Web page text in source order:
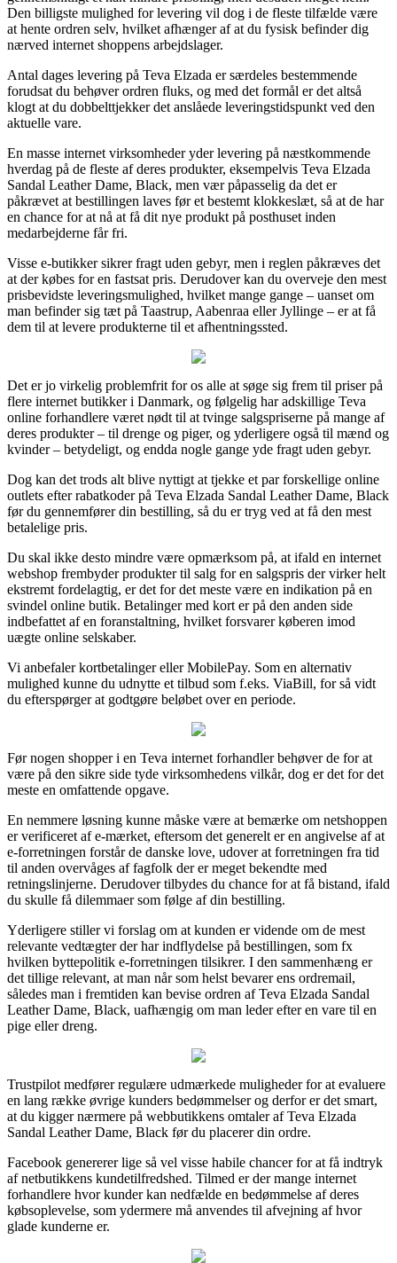
Den billigste mulighed for levering vil dog i de fleste tilfælde være
at hente ordren selv, hvilket afhænger af at du fysisk befinder dig
nærved internet shoppens arbejdslager.
Antal dages levering på Teva Elzada er særdeles bestemmende
forudsat du behøver ordren fluks, og med det formål er det altså
klogt at du dobbelttjekker det anslåede leveringstidspunkt ved den
aktuelle vare.
En masse internet virksomheder yder levering på næstkommende
hverdag på de fleste af deres produkter, eksempelvis Teva Elzada
Sandal Leather Dame, Black, men vær påpasselig da det er
påkrævet at bestillingen laves før et bestemt klokkeslæt, så at de har
en chance for at nå at få dit nye produkt på posthuset inden
medarbejderne får fri.
Visse e-butikker sikrer fragt uden gebyr, men i reglen påkræves det
at der købes for en fastsat pris. Derudover kan du overveje den mest
prisbevidste leveringsmulighed, hvilket mange gange – uanset om
man befinder sig tæt på Taastrup, Aabenraa eller Jyllinge – er at få
dem til at levere produkterne til et afhentningssted.
Det er jo virkelig problemfrit for os alle at søge sig frem til priser på
flere internet butikker i Danmark, og følgelig har adskillige Teva
online forhandlere været nødt til at tvinge salgspriserne på mange af
deres produkter – til drenge og piger, og yderligere også til mænd og
kvinder – betydeligt, og endda nogle gange yde fragt uden gebyr.
Dog kan det trods alt blive nyttigt at tjekke et par forskellige online
outlets efter rabatkoder på Teva Elzada Sandal Leather Dame, Black
før du gennemfører din bestilling, så du er tryg ved at få den mest
betalelige pris.
Du skal ikke desto mindre være opmærksom på, at ifald en internet
webshop frembyder produkter til salg for en salgspris der virker helt
ekstremt fordelagtig, er det for det meste være en indikation på en
svindel online butik. Betalinger med kort er på den anden side
indbefattet af en foranstaltning, hvilket forsvarer køberen imod
uægte online selskaber.
Vi anbefaler kortbetalinger eller MobilePay. Som en alternativ
mulighed kunne du udnytte et tilbud som f.eks. ViaBill, for så vidt
du efterspørger at godtgøre beløbet over en periode.
Før nogen shopper i en Teva internet forhandler behøver de for at
være på den sikre side tyde virksomhedens vilkår, dog er det for det
meste en omfattende opgave.
En nemmere løsning kunne måske være at bemærke om netshoppen
er verificeret af e-mærket, eftersom det generelt er en angivelse af at
e-forretningen forstår de danske love, udover at forretningen fra tid
til anden overvåges af fagfolk der er meget bekendte med
retningslinjerne. Derudover tilbydes du chance for at få bistand, ifald
du skulle få dilemmaer som følge af din bestilling.
Yderligere stiller vi forslag om at kunden er vidende om de mest
relevante vedtægter der har indflydelse på bestillingen, som fx
hvilken byttepolitik e-forretningen tilsikrer. I den sammenhæng er
det tillige relevant, at man når som helst bevarer ens ordremail,
således man i fremtiden kan bevise ordren af Teva Elzada Sandal
Leather Dame, Black, uafhængig om man leder efter en vare til en
pige eller dreng.
Trustpilot medfører regulære udmærkede muligheder for at evaluere
en lang række øvrige kunders bedømmelser og derfor er det smart,
at du kigger nærmere på webbutikkens omtaler af Teva Elzada
Sandal Leather Dame, Black før du placerer din ordre.
Facebook genererer lige så vel visse habile chancer for at få indtryk
af netbutikkens kundetilfredshed. Tilmed er der mange internet
forhandlere hvor kunder kan nedfælde en bedømmelse af deres
købsoplevelse, som ydermere må anvendes til afvejning af hvor
glade kunderne er.